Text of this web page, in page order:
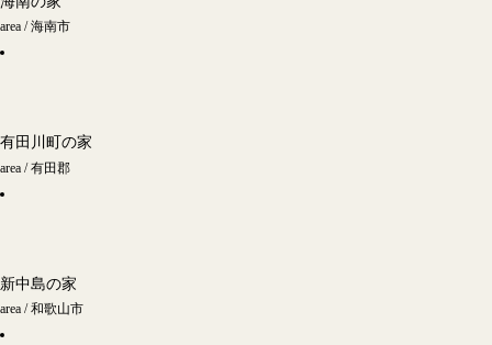
area / 海南市
有田川町の家
area / 有田郡
新中島の家
area / 和歌山市